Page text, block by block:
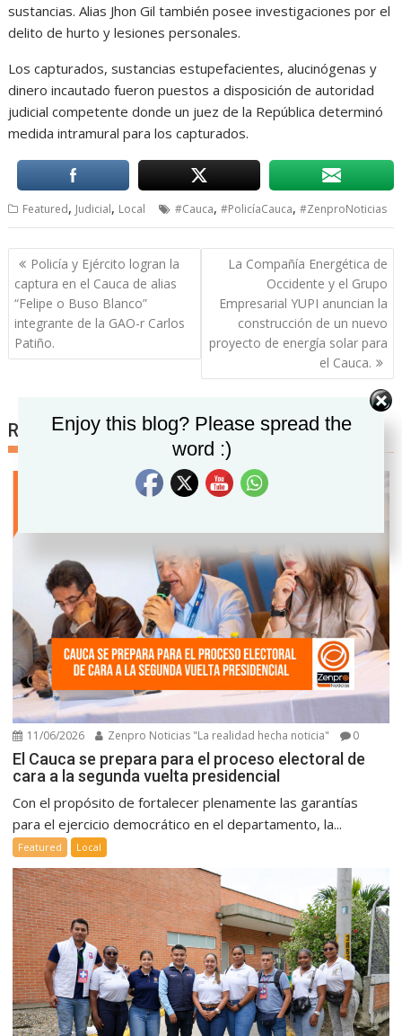
sustancias. Alias Jhon Gil también posee investigaciones por el
delito de hurto y lesiones personales.
Los capturados, sustancias estupefacientes, alucinógenas y
dinero incautado fueron puestos a disposición de autoridad
judicial competente donde un juez de la República determinó
medida intramural para los capturados.
Featured, Judicial, Local #Cauca,#PolicíaCauca,#ZenproNoticias
Navegación
de
entradas
Policía y Ejército logran la
captura en el Cauca de alias
“Felipe o Buso Blanco”
integrante de la GAO-r Carlos
Patiño.
La Compañía Energética de
Occidente y el Grupo
Empresarial YUPI anuncian la
construcción de un nuevo
proyecto de energía solar para
el Cauca.
Related posts
11/06/2026 Zenpro Noticias "La realidad hecha noticia" 0
El Cauca se prepara para el proceso electoral de
cara a la segunda vuelta presidencial
Con el propósito de fortalecer plenamente las garantías
para el ejercicio democrático en el departamento, la...
Featured Local
Enjoy this blog? Please spread the
word :)
Set Youtube Channel ID